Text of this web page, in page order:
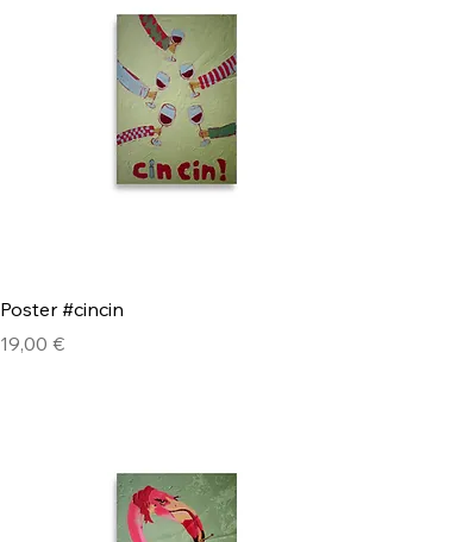
Poster #cincin
Pris
19,00 €